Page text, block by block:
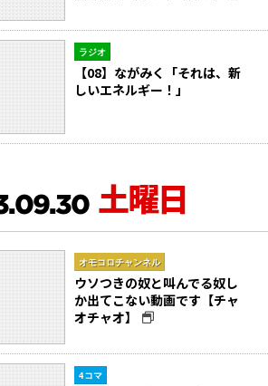
ラジオ
【08】ながみく「それは、新
しいエネルギー！」
土曜日
オモコロチャンネル
ウソつきの奴と叫んでる奴し
か出てこない動画です【チャ
オチャオ】
4コマ